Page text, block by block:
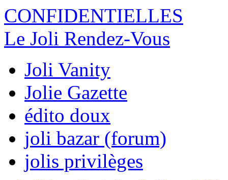
CONFIDENTIELLES
Le Joli Rendez-Vous
Joli Vanity
Jolie Gazette
édito doux
joli bazar (forum)
jolis privilèges